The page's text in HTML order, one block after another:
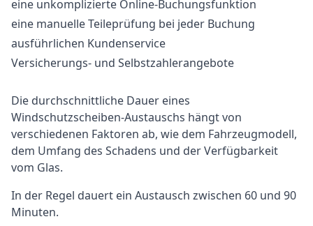
eine unkomplizierte Online-Buchungsfunktion
eine manuelle Teileprüfung bei jeder Buchung
ausführlichen Kundenservice
Versicherungs- und Selbstzahlerangebote
Die durchschnittliche Dauer eines
Windschutzscheiben-Austauschs hängt von
verschiedenen Faktoren ab, wie dem Fahrzeugmodell,
dem Umfang des Schadens und der Verfügbarkeit
vom Glas.
In der Regel dauert ein Austausch zwischen 60 und 90
Minuten.